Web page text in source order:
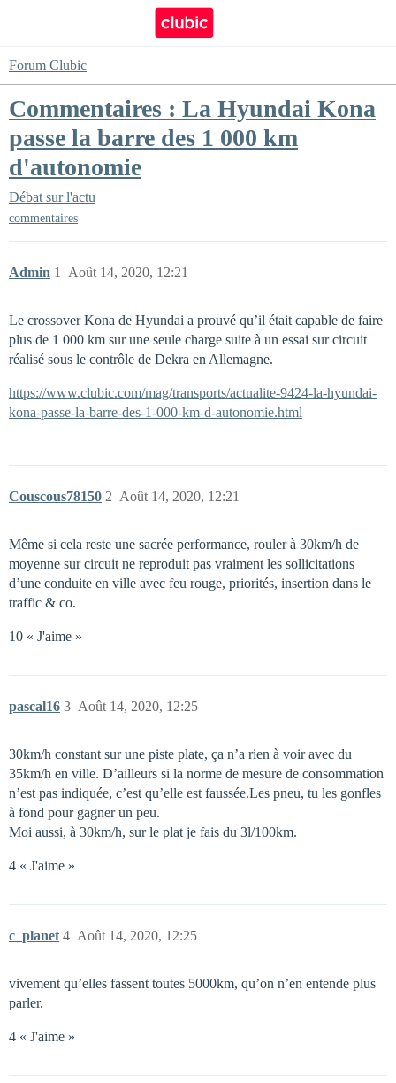
Forum Clubic
Commentaires : La Hyundai Kona
passe la barre des 1 000 km
d'autonomie
Débat sur l'actu
commentaires
Admin Août 14, 2020, 12:21
1
Le crossover Kona de Hyundai a prouvé qu’il était capable de faire
plus de 1 000 km sur une seule charge suite à un essai sur circuit
réalisé sous le contrôle de Dekra en Allemagne.
https://www.clubic.com/mag/transports/actualite-9424-la-hyundai-
kona-passe-la-barre-des-1-000-km-d-autonomie.html
Couscous78150 Août 14, 2020, 12:21
2
Même si cela reste une sacrée performance, rouler à 30km/h de
moyenne sur circuit ne reproduit pas vraiment les sollicitations
d’une conduite en ville avec feu rouge, priorités, insertion dans le
traffic & co.
10 « J'aime »
pascal16 Août 14, 2020, 12:25
3
30km/h constant sur une piste plate, ça n’a rien à voir avec du
35km/h en ville. D’ailleurs si la norme de mesure de consommation
n’est pas indiquée, c’est qu’elle est faussée.Les pneu, tu les gonfles
à fond pour gagner un peu.
Moi aussi, à 30km/h, sur le plat je fais du 3l/100km.
4 « J'aime »
c_planet Août 14, 2020, 12:25
4
vivement qu’elles fassent toutes 5000km, qu’on n’en entende plus
parler.
4 « J'aime »